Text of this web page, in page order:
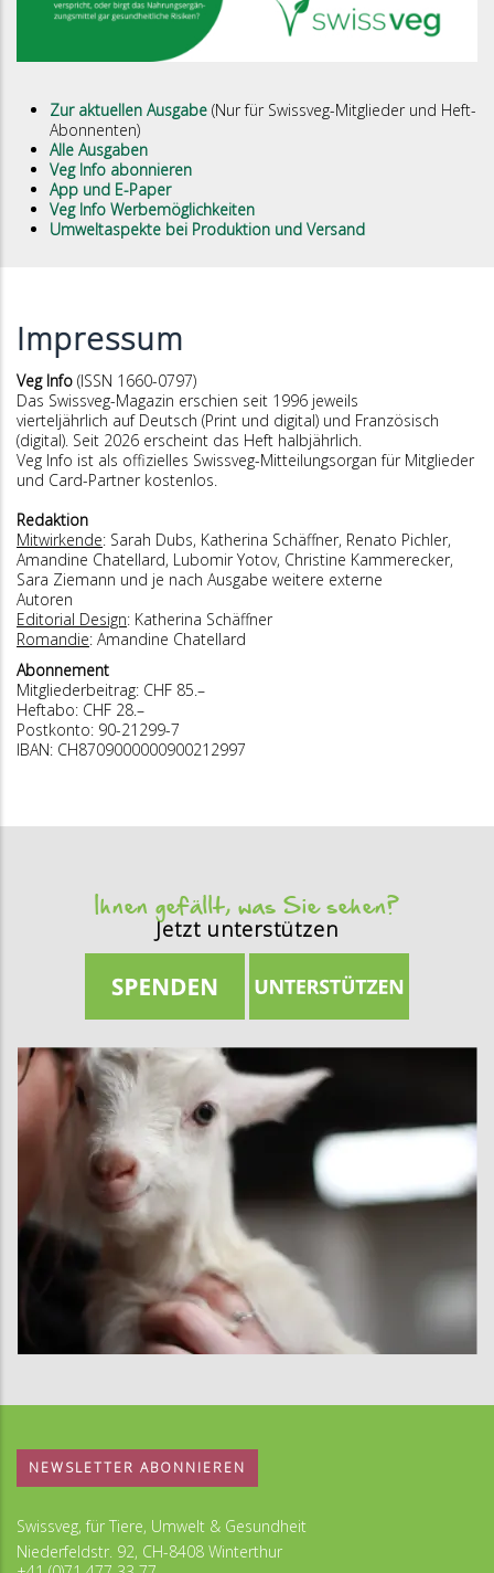
Zur aktuellen Ausgabe (Nur für Swissveg-Mitglieder und Heft-
Abonnenten)
Alle Ausgaben
Veg Info abonnieren
App und E-Paper
Veg Info Werbemöglichkeiten
Umweltaspekte bei Produktion und Versand
Impressum
Veg Info (ISSN 1660-0797)
Das Swissveg-Magazin erschien seit 1996 jeweils
vierteljährlich auf Deutsch (Print und digital) und Französisch
(digital). Seit 2026 erscheint das Heft halbjährlich.
Veg Info ist als offizielles Swissveg-Mitteilungsorgan für Mitglieder
und Card-Partner kostenlos.
Redaktion
Mitwirkende: Sarah Dubs, Katherina Schäffner, Renato Pichler,
Amandine Chatellard, Lubomir Yotov, Christine Kammerecker,
Sara Ziemann und je nach Ausgabe weitere externe
Autoren
Editorial Design: Katherina Schäffner
Romandie: Amandine Chatellard
Abonnement
Mitgliederbeitrag: CHF 85.–
Heftabo: CHF 28.–
Postkonto: 90-21299-7
IBAN: CH8709000000900212997
Ihnen gefällt, was Sie sehen?
Jetzt unterstützen
NEWSLETTER ABONNIEREN
Swissveg, für Tiere, Umwelt & Gesundheit
Niederfeldstr. 92, CH-8408 Winterthur